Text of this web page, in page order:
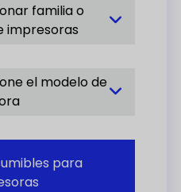
familia o
impresoras
el modelo de
para